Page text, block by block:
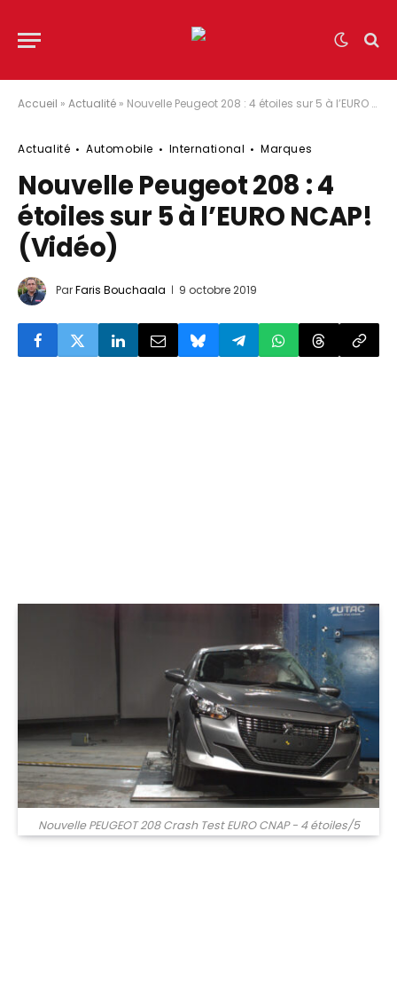
Accueil » Actualité » Nouvelle Peugeot 208 : 4 étoiles sur 5 à l’EURO NCAP! (Vidéo)
Actualité Automobile International Marques
Nouvelle Peugeot 208 : 4
étoiles sur 5 à l’EURO NCAP!
(Vidéo)
ParFaris Bouchaala 9 octobre 2019
Nouvelle PEUGEOT 208 Crash Test EURO CNAP - 4 étoiles/5